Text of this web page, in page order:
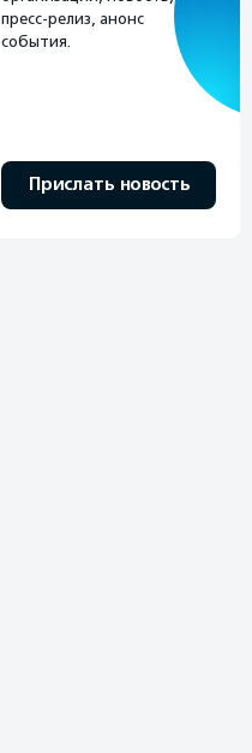
пресс-релиз, анонс
события.
Прислать новость